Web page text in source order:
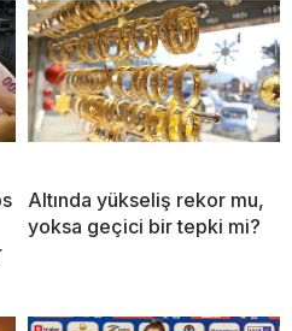
Altında yükseliş rekor mu,
yoksa geçici bir tepki mi?